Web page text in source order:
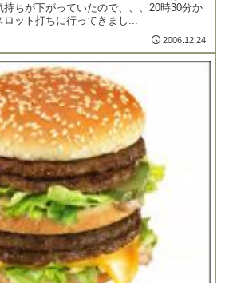
ちが下がっていたので、、、20時30分か
ロット打ちに行ってきまし...
2006.12.24